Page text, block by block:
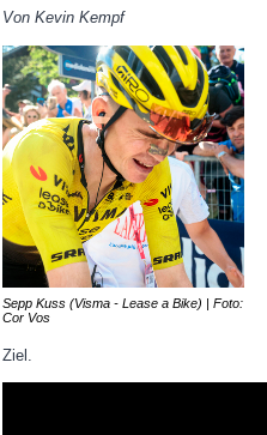
Von Kevin Kempf
Sepp Kuss (Visma - Lease a Bike) | Foto:
Cor Vos
Ziel.